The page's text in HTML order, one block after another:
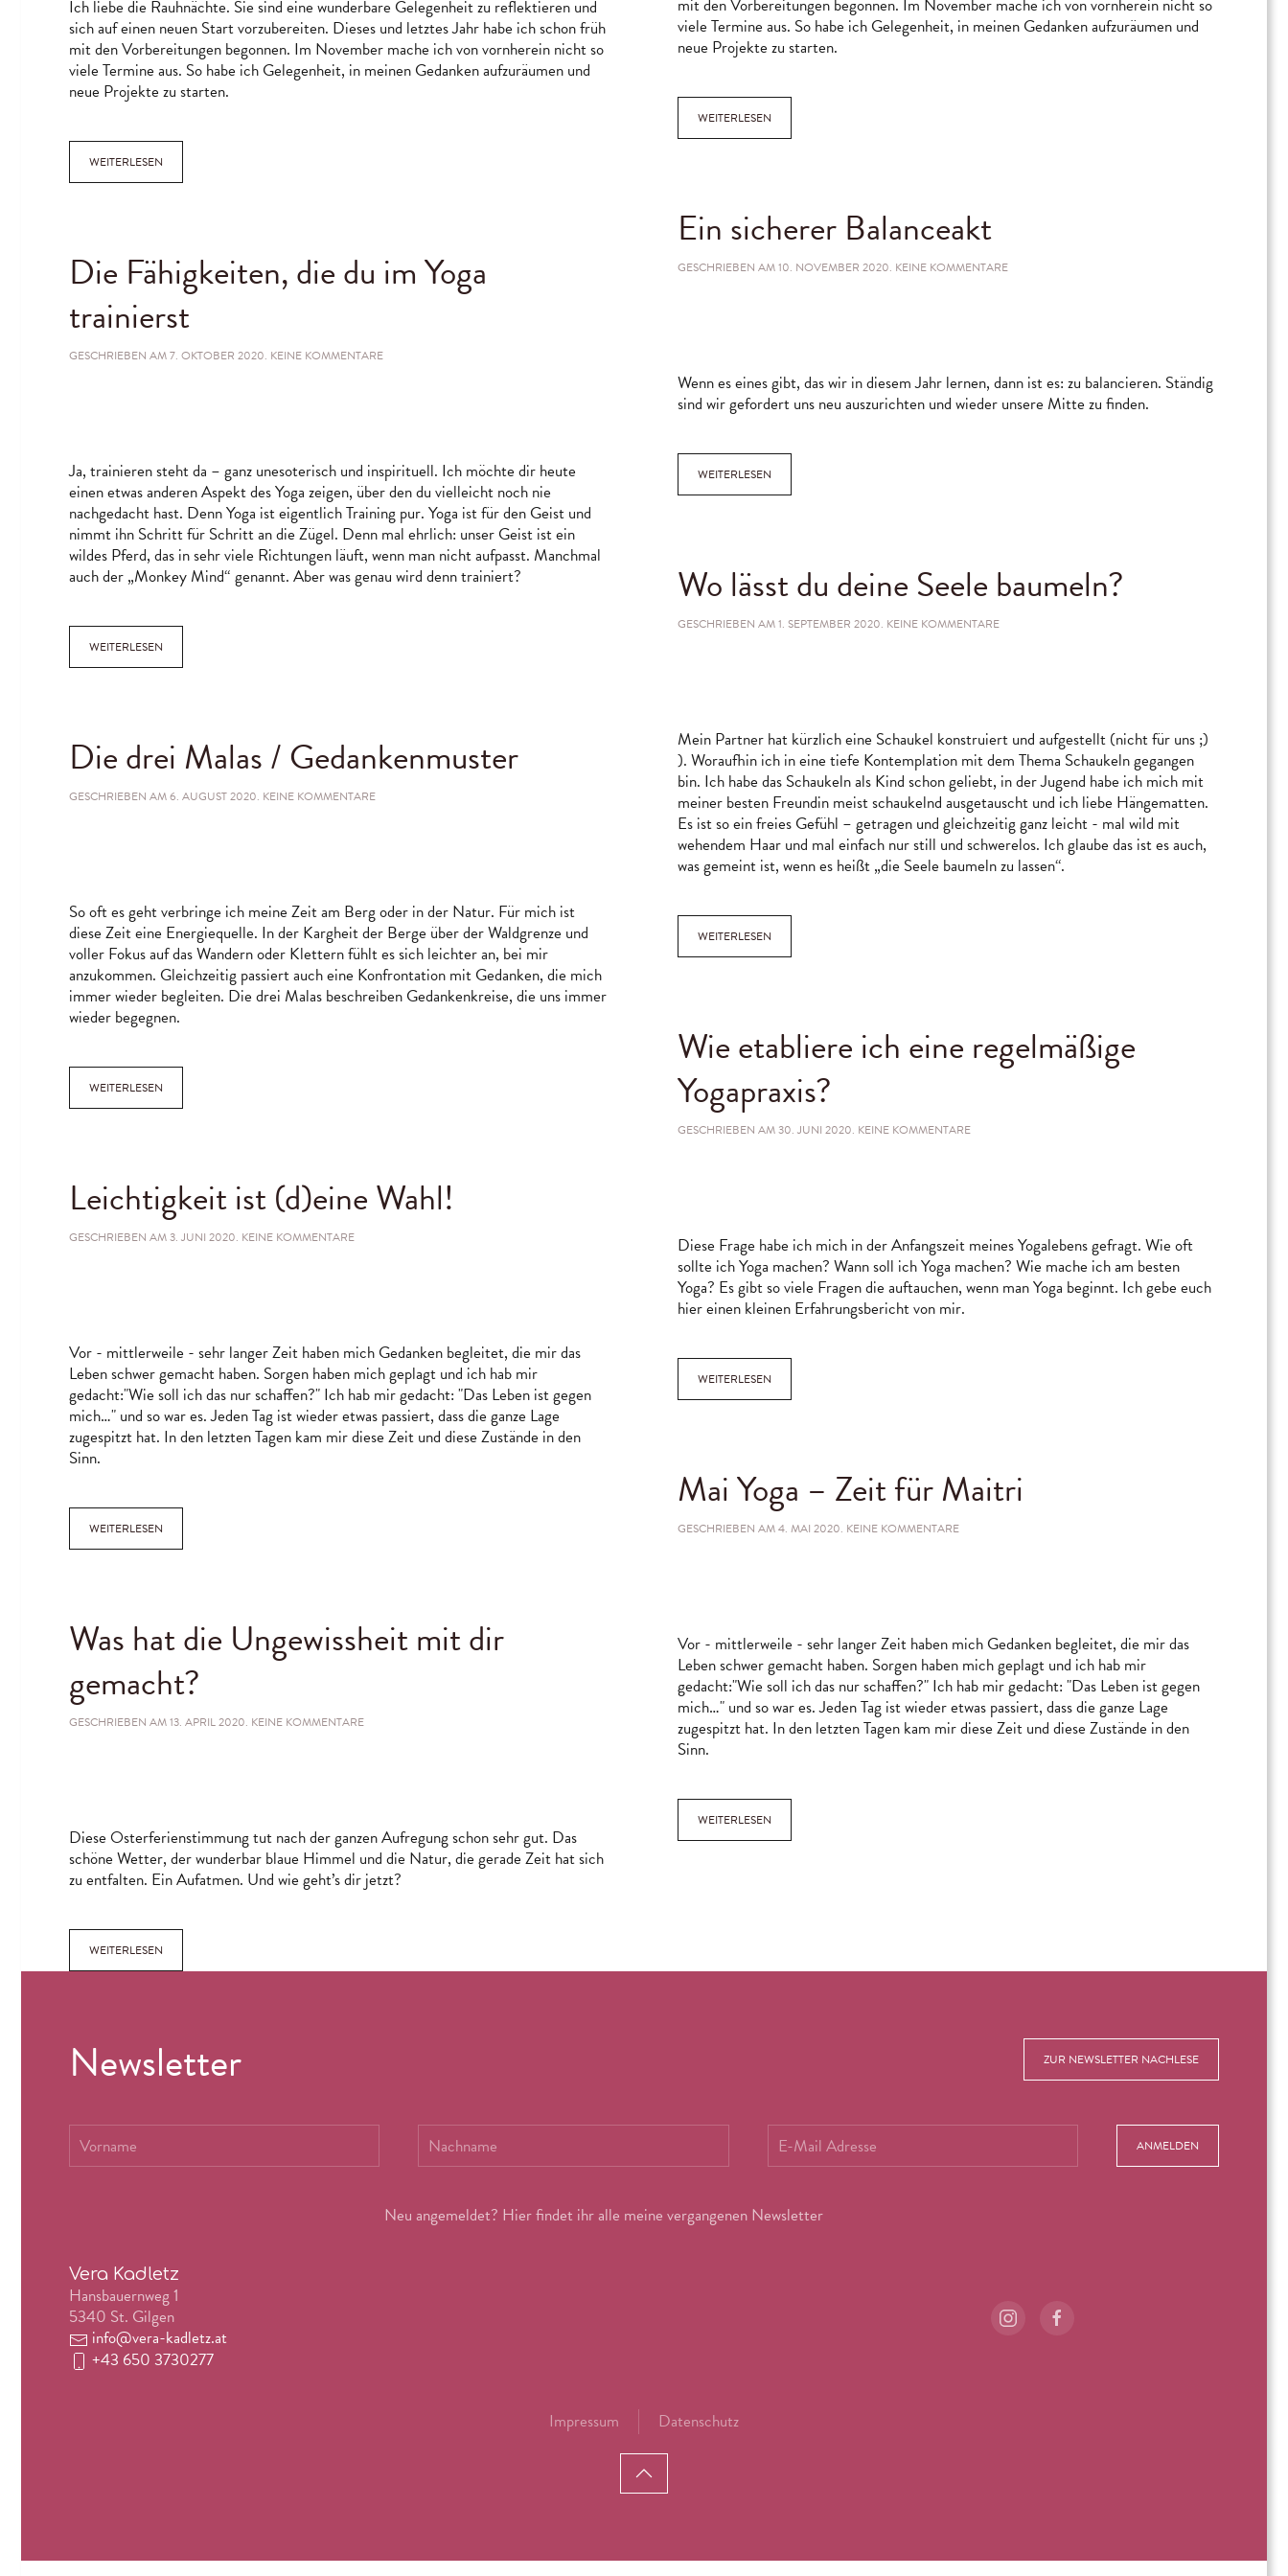
NETZWERK
Ich liebe die Rauhnächte. Sie sind eine wunderbare Gelegenheit zu reflektieren und
sich auf einen neuen Start vorzubereiten. Dieses und letztes Jahr habe ich schon früh
mit den Vorbereitungen begonnen. Im November mache ich von vornherein nicht so
viele Termine aus. So habe ich Gelegenheit, in meinen Gedanken aufzuräumen und
neue Projekte zu starten.
WEITERLESEN
mit den Vorbereitungen begonnen. Im November mache ich von vornherein nicht so
viele Termine aus. So habe ich Gelegenheit, in meinen Gedanken aufzuräumen und
neue Projekte zu starten.
WEITERLESEN
Ein sicherer Balanceakt
GESCHRIEBEN AM10. NOVEMBER 2020. KEINE KOMMENTAREZU
Wenn es eines gibt, das wir in diesem Jahr lernen, dann ist es: zu balancieren. Ständig
sind wir gefordert uns neu auszurichten und wieder unsere Mitte zu finden.
WEITERLESEN
Die Fähigkeiten, die du im Yoga
trainierst
GESCHRIEBEN AM7. OKTOBER 2020. KEINE KOMMENTAREZU
TRAINIERST
Ja, trainieren steht da – ganz unesoterisch und inspirituell. Ich möchte dir heute
einen etwas anderen Aspekt des Yoga zeigen, über den du vielleicht noch nie
nachgedacht hast. Denn Yoga ist eigentlich Training pur. Yoga ist für den Geist und
nimmt ihn Schritt für Schritt an die Zügel. Denn mal ehrlich: unser Geist ist ein
wildes Pferd, das in sehr viele Richtungen läuft, wenn man nicht aufpasst. Manchmal
auch der „Monkey Mind“ genannt. Aber was genau wird denn trainiert?
WEITERLESEN
Wo lässt du deine Seele baumeln?
GESCHRIEBEN AM1. SEPTEMBER 2020. KEINE KOMMENTAREZU
Mein Partner hat kürzlich eine Schaukel konstruiert und aufgestellt (nicht für uns ;)
). Woraufhin ich in eine tiefe Kontemplation mit dem Thema Schaukeln gegangen
bin. Ich habe das Schaukeln als Kind schon geliebt, in der Jugend habe ich mich mit
meiner besten Freundin meist schaukelnd ausgetauscht und ich liebe Hängematten.
Es ist so ein freies Gefühl – getragen und gleichzeitig ganz leicht - mal wild mit
wehendem Haar und mal einfach nur still und schwerelos. Ich glaube das ist es auch,
was gemeint ist, wenn es heißt „die Seele baumeln zu lassen“.
WEITERLESEN
Die drei Malas / Gedankenmuster
GESCHRIEBEN AM6. AUGUST 2020. KEINE KOMMENTAREZU
So oft es geht verbringe ich meine Zeit am Berg oder in der Natur. Für mich ist
diese Zeit eine Energiequelle. In der Kargheit der Berge über der Waldgrenze und
voller Fokus auf das Wandern oder Klettern fühlt es sich leichter an, bei mir
anzukommen. Gleichzeitig passiert auch eine Konfrontation mit Gedanken, die mich
immer wieder begleiten. Die drei Malas beschreiben Gedankenkreise, die uns immer
wieder begegnen.
WEITERLESEN
Wie etabliere ich eine regelmäßige
Yogapraxis?
GESCHRIEBEN AM30. JUNI 2020. KEINE KOMMENTAREZU
Diese Frage habe ich mich in der Anfangszeit meines Yogalebens gefragt. Wie oft
sollte ich Yoga machen? Wann soll ich Yoga machen? Wie mache ich am besten
Yoga? Es gibt so viele Fragen die auftauchen, wenn man Yoga beginnt. Ich gebe euch
hier einen kleinen Erfahrungsbericht von mir.
WEITERLESEN
Leichtigkeit ist (d)eine Wahl!
GESCHRIEBEN AM3. JUNI 2020. KEINE KOMMENTAREZU
Vor - mittlerweile - sehr langer Zeit haben mich Gedanken begleitet, die mir das
Leben schwer gemacht haben. Sorgen haben mich geplagt und ich hab mir
gedacht:"Wie soll ich das nur schaffen?" Ich hab mir gedacht: "Das Leben ist gegen
mich…" und so war es. Jeden Tag ist wieder etwas passiert, dass die ganze Lage
zugespitzt hat. In den letzten Tagen kam mir diese Zeit und diese Zustände in den
Sinn.
WEITERLESEN
Mai Yoga – Zeit für Maitri
GESCHRIEBEN AM4. MAI 2020. KEINE KOMMENTAREZU
Vor - mittlerweile - sehr langer Zeit haben mich Gedanken begleitet, die mir das
Leben schwer gemacht haben. Sorgen haben mich geplagt und ich hab mir
gedacht:"Wie soll ich das nur schaffen?" Ich hab mir gedacht: "Das Leben ist gegen
mich…" und so war es. Jeden Tag ist wieder etwas passiert, dass die ganze Lage
zugespitzt hat. In den letzten Tagen kam mir diese Zeit und diese Zustände in den
Sinn.
WEITERLESEN
Was hat die Ungewissheit mit dir
gemacht?
GESCHRIEBEN AM13. APRIL 2020. KEINE KOMMENTAREZU
GEMACHT?
Diese Osterferienstimmung tut nach der ganzen Aufregung schon sehr gut. Das
schöne Wetter, der wunderbar blaue Himmel und die Natur, die gerade Zeit hat sich
zu entfalten. Ein Aufatmen. Und wie geht’s dir jetzt?
WEITERLESEN
Newsletter ZUR NEWSLETTER NACHLESE
ANMELDEN
Neu angemeldet? Hier findet ihr alle meine vergangenen Newsletter
Vera Kadletz
Hansbauernweg 1
5340 St. Gilgen
info@vera-kadletz.at
+43 650 3730277
Impressum Datenschutz